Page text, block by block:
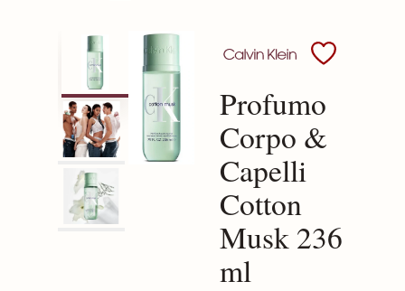
Scopri i prodotti
Profumo
Corpo &
Capelli
Cotton
Musk 236
ml